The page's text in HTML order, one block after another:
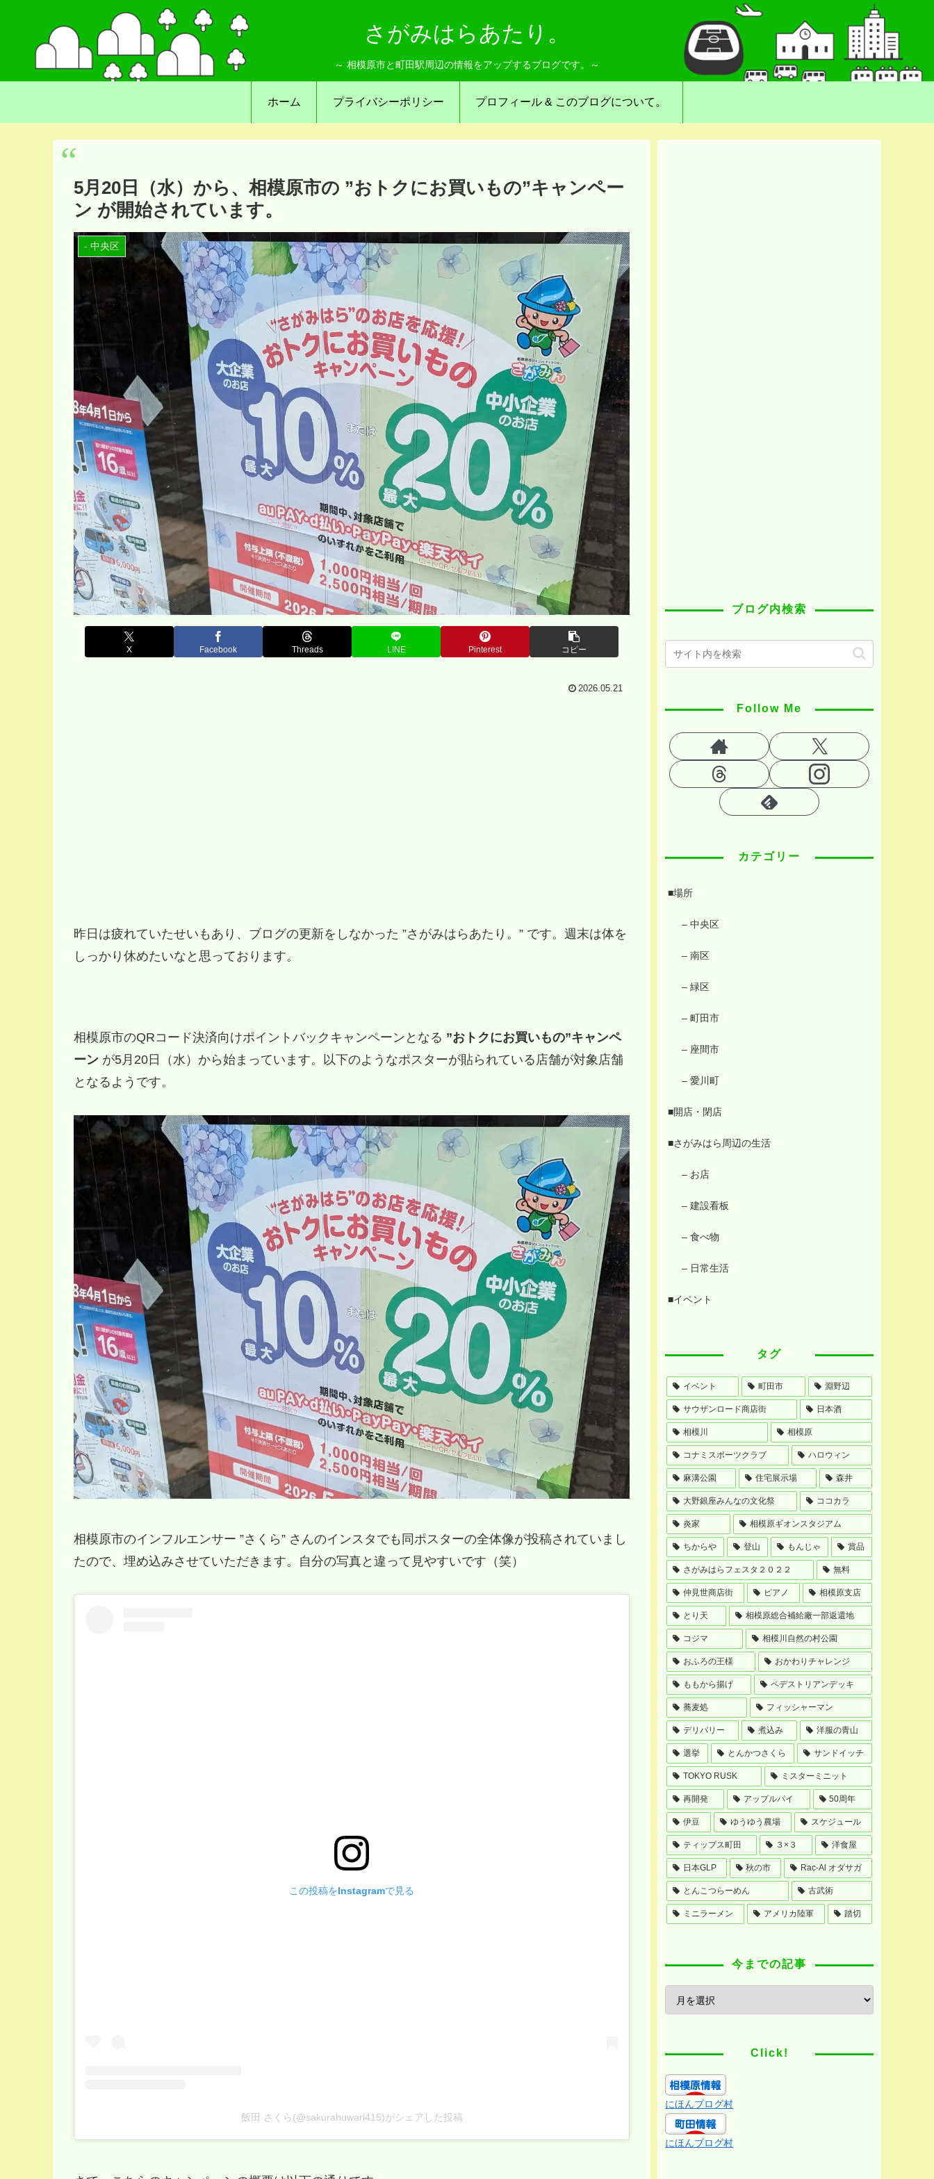
さがみはらあたり。
～ 相模原市と町田駅周辺の情報をアップするブログです。～
ホーム プライバシーポリシー プロフィール & このブログについて。
5月20日（水）から、相模原市の ”おトクにお買いもの”キャンペー
ン が開始されています。
- 中央区
X Facebook Threads LINE Pinterest コピー
2026.05.21
昨日は疲れていたせいもあり、ブログの更新をしなかった ”さがみはらあたり。” です。週末は体を
しっかり休めたいなと思っております。
相模原市のQRコード決済向けポイントバックキャンペーンとなる ”おトクにお買いもの”キャンペ
ーン が5月20日（水）から始まっています。以下のようなポスターが貼られている店舗が対象店舗
となるようです。
相模原市のインフルエンサー ”さくら” さんのインスタでも同ポスターの全体像が投稿されていまし
たので、埋め込みさせていただきます。自分の写真と違って見やすいです（笑）
この投稿をInstagramで見る
飯田 さくら(@sakurahuwari415)がシェアした投稿
ブログ内検索
Follow Me
カテゴリー
■場所
– 中央区
– 南区
– 緑区
– 町田市
– 座間市
– 愛川町
■開店・閉店
■さがみはら周辺の生活
– お店
– 建設看板
– 食べ物
– 日常生活
■イベント
タグ
イベント 町田市 淵野辺
サウザンロード商店街 日本酒
相模川 相模原
コナミスポーツクラブ ハロウィン
麻溝公園 住宅展示場 森井
大野銀座みんなの文化祭 ココカラ
炎家 相模原ギオンスタジアム
ちからや 登山 もんじゃ 賞品
さがみはらフェスタ２０２２ 無料
仲見世商店街 ピアノ 相模原支店
とり天 相模原総合補給廠一部返還地
コジマ 相模川自然の村公園
おふろの王様 おかわりチャレンジ
ももから揚げ ペデストリアンデッキ
蕎麦処 フィッシャーマン
デリバリー 煮込み 洋服の青山
選挙 とんかつさくら サンドイッチ
TOKYO RUSK ミスターミニット
再開発 アップルパイ 50周年
伊豆 ゆうゆう農場 スケジュール
ティップス町田 ３×３ 洋食屋
日本GLP 秋の市 Rac-Al オダサガ
とんこつらーめん 古武術
ミニラーメン アメリカ陸軍 踏切
今までの記事
Click!
にほんブログ村
にほんブログ村